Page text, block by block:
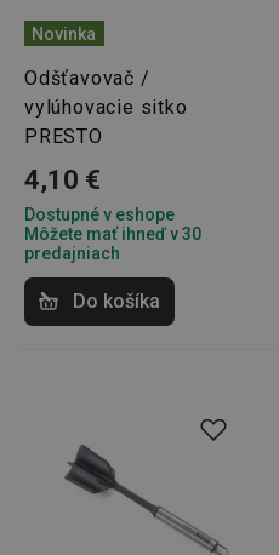
Novinka
Odšťavovač /
vylúhovacie sitko
PRESTO
4,10 €
Dostupné v eshope
Môžete mať ihneď v 30
predajniach
Do košíka